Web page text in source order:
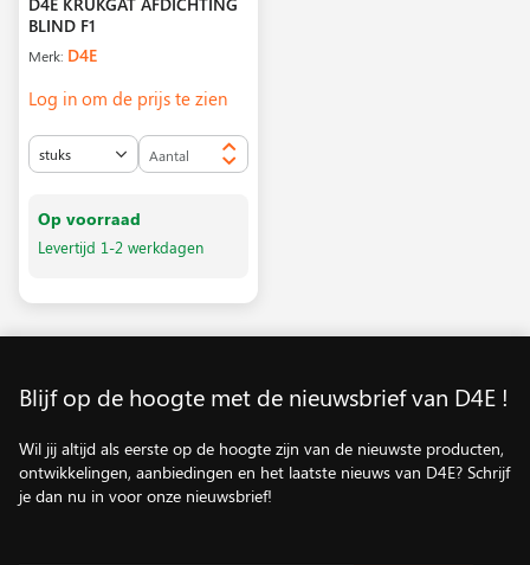
D4E KRUKGAT AFDICHTING
BLIND F1
Merk: D4E
Log in om de prijs te zien
Op voorraad
Levertijd 1-2 werkdagen
Blijf op de hoogte met de nieuwsbrief van D4E !
Wil jij altijd als eerste op de hoogte zijn van de nieuwste producten,
ontwikkelingen, aanbiedingen en het laatste nieuws van D4E? Schrijf
je dan nu in voor onze nieuwsbrief!